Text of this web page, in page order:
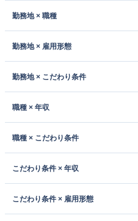
勤務地 × 職種
勤務地 × 雇用形態
勤務地 × こだわり条件
職種 × 年収
職種 × こだわり条件
こだわり条件 × 年収
こだわり条件 × 雇用形態